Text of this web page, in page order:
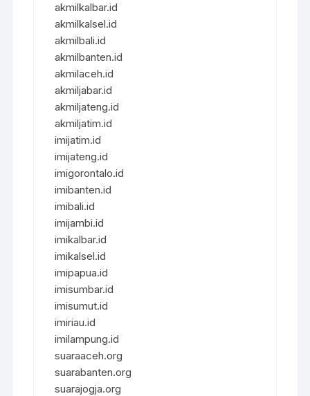
akmilkalbar.id
akmilkalsel.id
akmilbali.id
akmilbanten.id
akmilaceh.id
akmiljabar.id
akmiljateng.id
akmiljatim.id
imijatim.id
imijateng.id
imigorontalo.id
imibanten.id
imibali.id
imijambi.id
imikalbar.id
imikalsel.id
imipapua.id
imisumbar.id
imisumut.id
imiriau.id
imilampung.id
suaraaceh.org
suarabanten.org
suarajogja.org